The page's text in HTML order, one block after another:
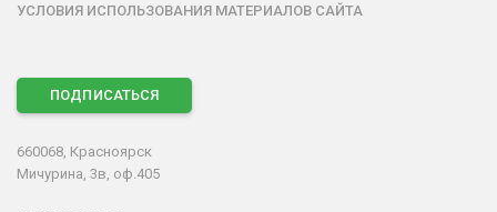
УСЛОВИЯ ИСПОЛЬЗОВАНИЯ МАТЕРИАЛОВ САЙТА
ПОДПИСАТЬСЯ
660068, Красноярск
Мичурина, 3в, оф.405